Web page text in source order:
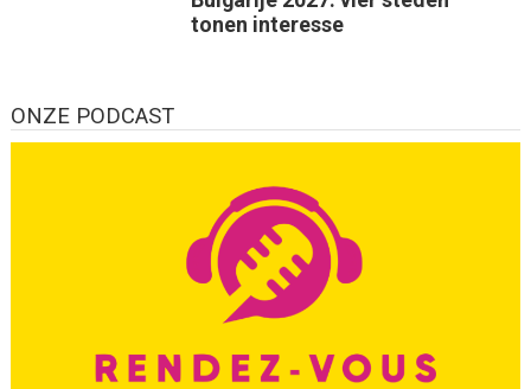
tonen interesse
ONZE PODCAST